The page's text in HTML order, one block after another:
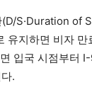
S·Duration of
지하면 비자
입국 시점부터
.